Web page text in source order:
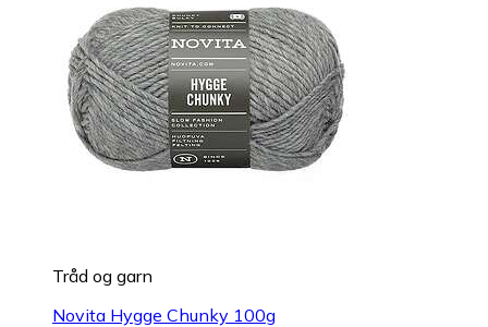
Tråd og garn
Novita Hygge Chunky 100g